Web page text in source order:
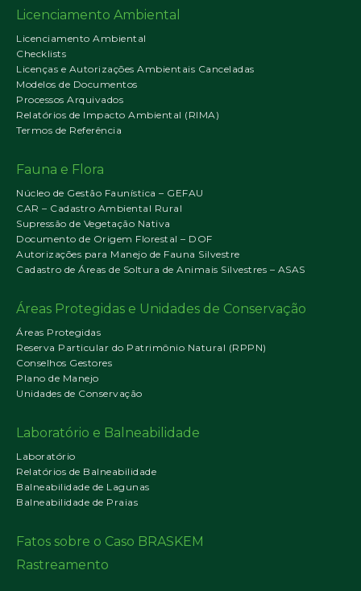
Licenciamento Ambiental
Licenciamento Ambiental
Checklists
Licenças e Autorizações Ambientais Canceladas
Modelos de Documentos
Processos Arquivados
Relatórios de Impacto Ambiental (RIMA)
Termos de Referência
Fauna e Flora
Núcleo de Gestão Faunística – GEFAU
CAR – Cadastro Ambiental Rural
Supressão de Vegetação Nativa
Documento de Origem Florestal – DOF
Autorizações para Manejo de Fauna Silvestre
Cadastro de Áreas de Soltura de Animais Silvestres – ASAS
Áreas Protegidas e Unidades de Conservação
Áreas Protegidas
Reserva Particular do Patrimônio Natural (RPPN)
Conselhos Gestores
Plano de Manejo
Unidades de Conservação
Laboratório e Balneabilidade
Laboratório
Relatórios de Balneabilidade
Balneabilidade de Lagunas
Balneabilidade de Praias
Fatos sobre o Caso BRASKEM
Rastreamento